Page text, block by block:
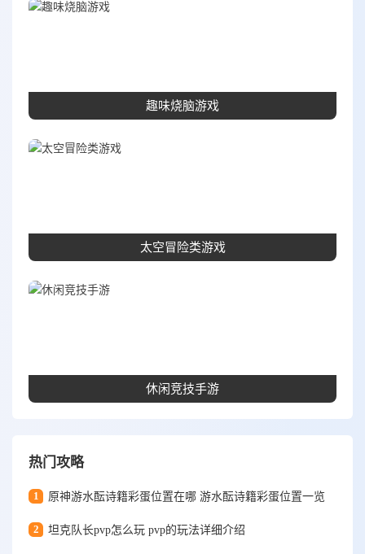
趣味烧脑游戏
太空冒险类游戏
休闲竞技手游
热门攻略
1 原神游水酝诗籍彩蛋位置在哪 游水酝诗籍彩蛋位置一览
2 坦克队长pvp怎么玩 pvp的玩法详细介绍